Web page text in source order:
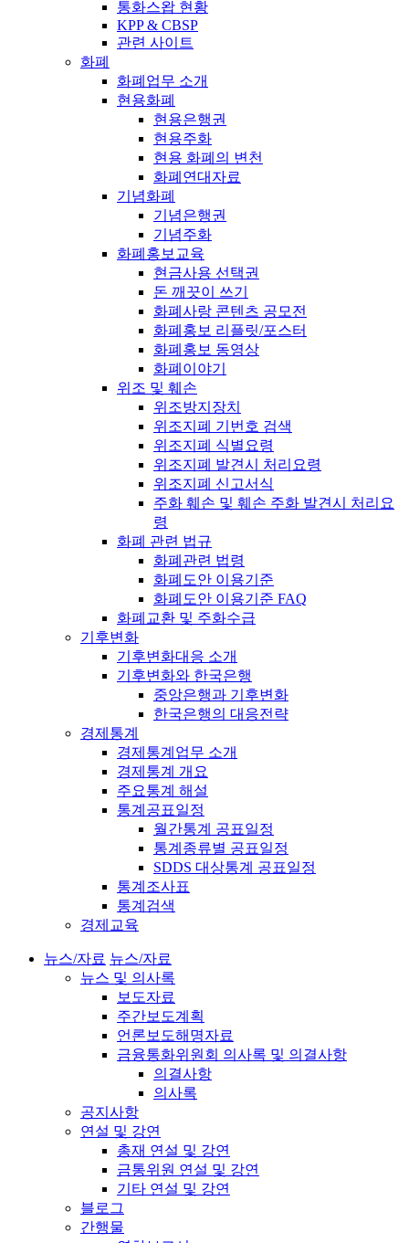
통화스왑 현황
KPP & CBSP
관련 사이트
화폐
화폐업무 소개
현용화폐
현용은행권
현용주화
현용 화폐의 변천
화폐연대자료
기념화폐
기념은행권
기념주화
화폐홍보교육
현금사용 선택권
돈 깨끗이 쓰기
화폐사랑 콘텐츠 공모전
화폐홍보 리플릿/포스터
화폐홍보 동영상
화폐이야기
위조 및 훼손
위조방지장치
위조지폐 기번호 검색
위조지폐 식별요령
위조지폐 발견시 처리요령
위조지폐 신고서식
주화 훼손 및 훼손 주화 발견시 처리요
령
화폐 관련 법규
화폐관련 법령
화폐도안 이용기준
화폐도안 이용기준 FAQ
화폐교환 및 주화수급
기후변화
기후변화대응 소개
기후변화와 한국은행
중앙은행과 기후변화
한국은행의 대응전략
경제통계
경제통계업무 소개
경제통계 개요
주요통계 해설
통계공표일정
월간통계 공표일정
통계종류별 공표일정
SDDS 대상통계 공표일정
통계조사표
통계검색
경제교육
뉴스/자료 뉴스/자료
뉴스 및 의사록
보도자료
주간보도계획
언론보도해명자료
금융통화위원회 의사록 및 의결사항
의결사항
의사록
공지사항
연설 및 강연
총재 연설 및 강연
금통위원 연설 및 강연
기타 연설 및 강연
블로그
간행물